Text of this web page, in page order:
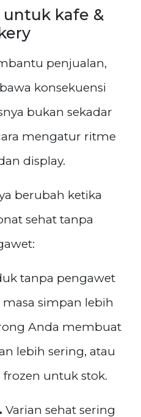
untuk kafe &
penjualan,
konsekuensi
bukan sekadar
mengatur ritme
display.
berubah ketika
sehat tanpa
tanpa pengawet
simpan lebih
Anda membuat
lebih sering, atau
untuk stok.
Varian sehat sering